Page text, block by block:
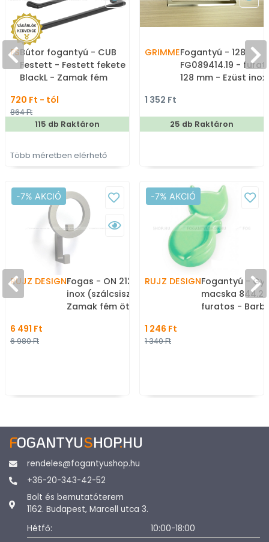
FSBútor fogantyú - CUB
Festett - Festett fekete
BlackL - Zamak fém
gyártott színes fém
bútorfogantyú
720 Ft - tól
864 Ft
115 db Raktáron
Több méretben elérhető
GRIMMEFogantyú - 128
FG089414.19 -
128 mm - Ezüst inox
gyártott fém
bútorfogantyú
1 352 Ft
25 db Raktáron
-7% AKCIÓ
RUJZ DESIGNFogas - ON 2123 - Ezüst
inox (szálcsiszolt) SNiL -
Zamak fém ötvözet -
6 491 Ft
6 980 Ft
-7% AKCIÓ
RUJZ DESIGNFogantyú -
macska
furatos -
1 246 Ft
1 340 Ft
FOGANTYUSHOP.HU
rendeles@fogantyushop.hu
+36-20-343-42-52
Bolt és bemutatóterem
1162. Budapest, Marcell utca 3.
Hétfő:
10:00-18:00